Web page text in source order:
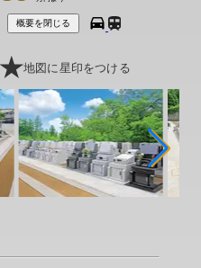
概要を閉じる
地図に星印をつける